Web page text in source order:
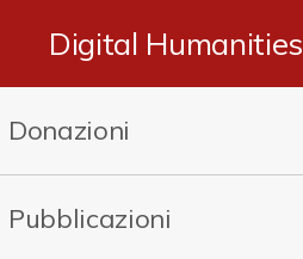
Digital Humanities
Donazioni
Pubblicazioni